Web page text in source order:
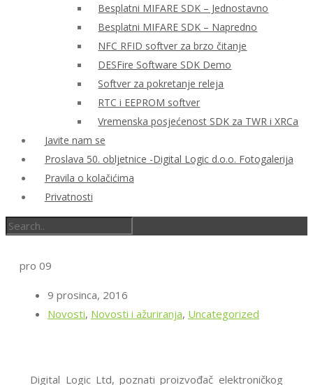
Besplatni MIFARE SDK – Jednostavno
Besplatni MIFARE SDK – Napredno
NFC RFID softver za brzo čitanje
DESFire Software SDK Demo
Softver za pokretanje releja
RTC i EEPROM softver
Vremenska posjećenost SDK za TWR i XRCa
Javite nam se
Proslava 50. obljetnice -Digital Logic d.o.o. Fotogalerija
Pravila o kolačićima
Privatnosti
pro 09
9 prosinca, 2016
Novosti, Novosti i ažuriranja, Uncategorized
Digital Logic Ltd, poznati proizvođač elektroničkog